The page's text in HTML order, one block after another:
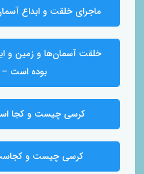
ماجرای خلقت و ابداع
خلقت آسمان‌ها و زمین و
بوده است –
کرسی چیست و کجا است (۱)؟ –
کرسی چیست و کجاست (۲)؟ –